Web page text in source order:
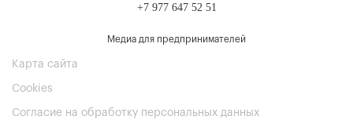
+7 977 647 52 51
Медиа для предпринимателей
Карта сайта
Cookies
Согласие на обработку персональных данных